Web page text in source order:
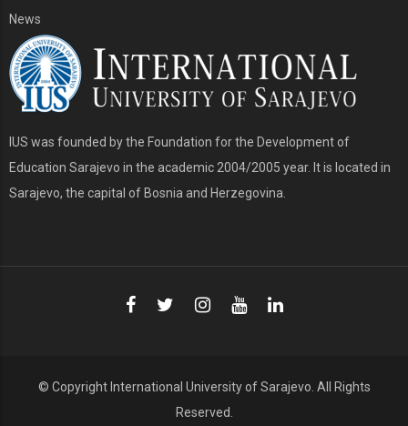
News
IUS was founded by the Foundation for the Development of
Education Sarajevo in the academic 2004/2005 year. It is located in
Sarajevo, the capital of Bosnia and Herzegovina.
© Copyright International University of Sarajevo. All Rights
Reserved.